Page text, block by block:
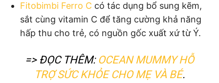
Fitobimbi Ferro C có tác dụng bổ sung kẽm,
sắt cùng vitamin C để tăng cường khả năng
hấp thu cho trẻ, có nguồn gốc xuất xứ từ Ý.
=> ĐỌC THÊM: OCEAN MUMMY HỖ
TRỢ SỨC KHỎE CHO MẸ VÀ BÉ.